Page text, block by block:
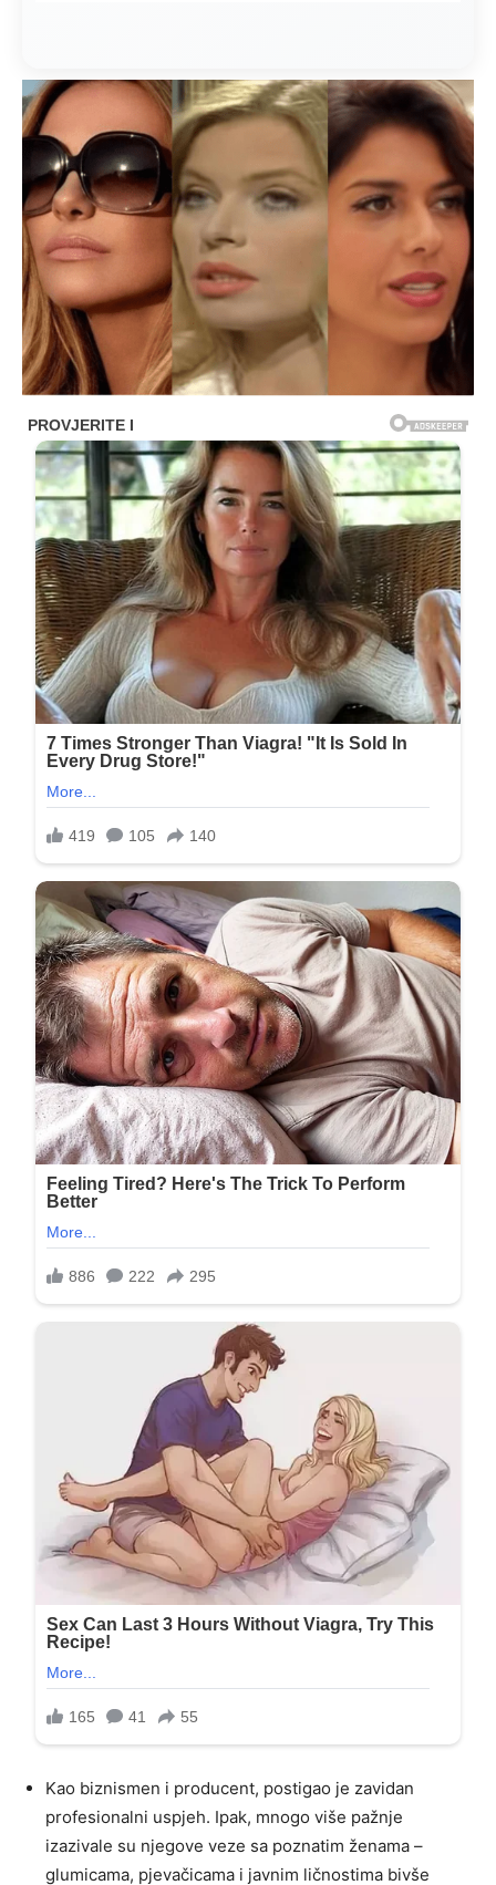
Kao biznismen i producent, postigao je zavidan
profesionalni uspjeh. Ipak, mnogo više pažnje
izazivale su njegove veze sa poznatim ženama –
glumicama, pjevačicama i javnim ličnostima bivše